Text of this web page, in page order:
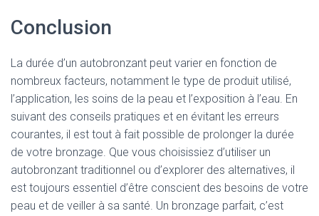
Conclusion
La durée d’un autobronzant peut varier en fonction de
nombreux facteurs, notamment le type de produit utilisé,
l’application, les soins de la peau et l’exposition à l’eau. En
suivant des conseils pratiques et en évitant les erreurs
courantes, il est tout à fait possible de prolonger la durée
de votre bronzage. Que vous choisissiez d’utiliser un
autobronzant traditionnel ou d’explorer des alternatives, il
est toujours essentiel d’être conscient des besoins de votre
peau et de veiller à sa santé. Un bronzage parfait, c’est